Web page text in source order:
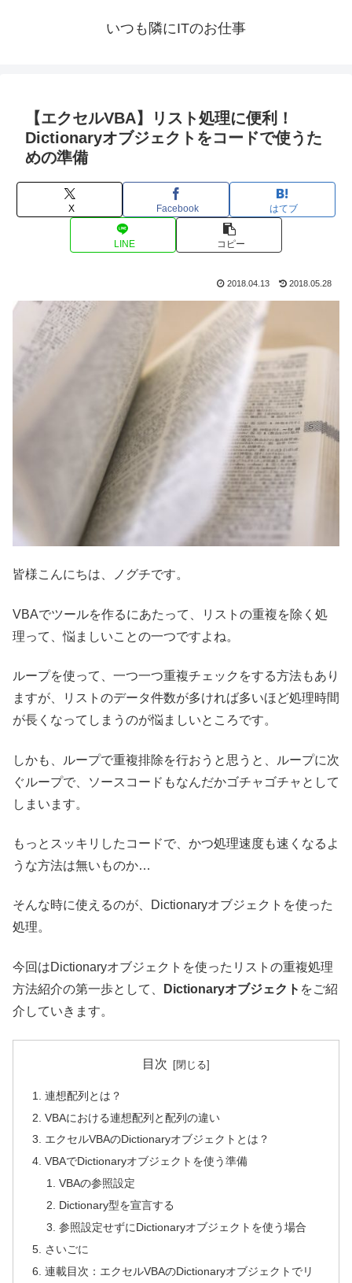
いつも隣にITのお仕事
【エクセルVBA】リスト処理に便利！
Dictionaryオブジェクトをコードで使うた
めの準備
X Facebook はてブ
LINE コピー
2018.04.13 2018.05.28
皆様こんにちは、ノグチです。
VBAでツールを作るにあたって、リストの重複を除く処
理って、悩ましいことの一つですよね。
ループを使って、一つ一つ重複チェックをする方法もあり
ますが、リストのデータ件数が多ければ多いほど処理時間
が長くなってしまうのが悩ましいところです。
しかも、ループで重複排除を行おうと思うと、ループに次
ぐループで、ソースコードもなんだかゴチャゴチャとして
しまいます。
もっとスッキリしたコードで、かつ処理速度も速くなるよ
うな方法は無いものか…
そんな時に使えるのが、Dictionaryオブジェクトを使った
処理。
今回はDictionaryオブジェクトを使ったリストの重複処理
方法紹介の第一歩として、
Dictionaryオブジェクト をご紹
介していきます。
目次
連想配列とは？
VBAにおける連想配列と配列の違い
エクセルVBAのDictionaryオブジェクトとは？
VBAでDictionaryオブジェクトを使う準備
VBAの参照設定
Dictionary型を宣言する
参照設定せずにDictionaryオブジェクトを使う場合
さいごに
連載目次：エクセルVBAのDictionaryオブジェクトでリ